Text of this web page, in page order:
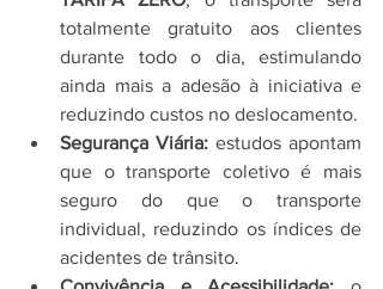
totalmente gratuito aos clientes
durante todo o dia, estimulando
ainda mais a adesão à iniciativa e
reduzindo custos no deslocamento.
Segurança Viária: estudos apontam
que o transporte coletivo é mais
seguro do que o transporte
individual, reduzindo os índices de
acidentes de trânsito.